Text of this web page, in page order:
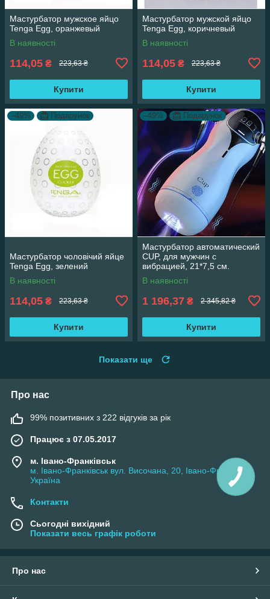
Мастурбатор мужское яйцо
Tenga Egg, оранжевый
В наявності
114,05 ₴ 223,63 ₴
Купити
Мастурбатор мужской яйцо
Tenga Egg, коричневый
В наявності
114,05 ₴ 223,63 ₴
Купити
–49% Подарунок
Мастурбатор чоловічий яйце
Tenga Egg, зелений
В наявності
114,05 ₴ 223,63 ₴
Купити
–49% Подарунок
Мастурбатор автоматический
CUP, для мужчин с
вибрацией, 21*7,5 см.
В наявності
1 196,37 ₴ 2 345,82 ₴
Купити
Показати ще
Про нас
99% позитивних з 222 відгуків за рік
Працює з 07.05.2017
м. Івано-Франківськ
м. Івано-Франківськ вул. Височана, 20, Івано-Франківськ,
Україна
Контакти
Сьогодні вихідний
Показати весь графік роботи
Про нас